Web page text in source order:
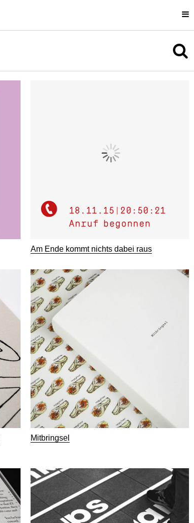
Am Ende kommt nichts dabei raus
Mitbringsel